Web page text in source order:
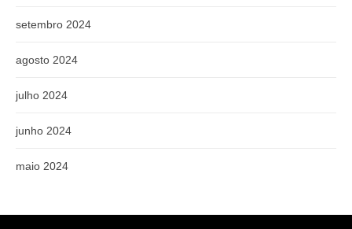
setembro 2024
agosto 2024
julho 2024
junho 2024
maio 2024